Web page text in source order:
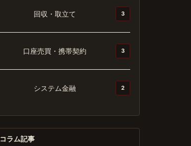
回収・取立て 3
口座売買・携帯契約 3
システム金融 2
コラム記事